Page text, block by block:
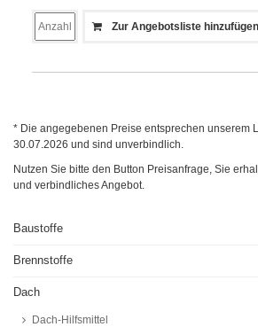
Zur Angebotsliste hinzufügen
* Die angegebenen Preise entsprechen unserem
30.07.2026 und sind unverbindlich.
Nutzen Sie bitte den Button Preisanfrage, Sie
und verbindliches Angebot.
Baustoffe
Brennstoffe
Dach
Dach-Hilfsmittel